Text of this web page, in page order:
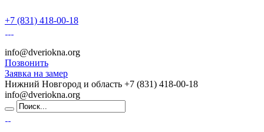
+7 (831) 418-00-18
info@dveriokna.org
Позвонить
Заявка на замер
Нижний Новгород и область +7 (831) 418-00-18
info@dveriokna.org